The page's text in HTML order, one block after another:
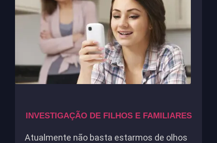
INVESTIGAÇÃO DE FILHOS E FAMILIARES
Atualmente não basta estarmos de olhos